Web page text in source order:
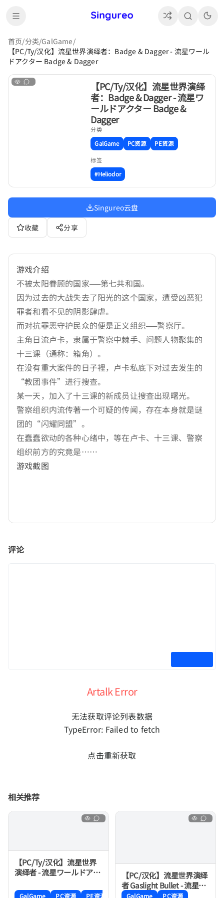
首页/分类/GalGame/
【PC/Ty/汉化】流星世界演绎者：Badge & Dagger - 流星ワール
ドアクター Badge & Dagger
【PC/Ty/汉化】流星世界演绎
者：Badge & Dagger - 流星ワ
ールドアクター Badge &
Dagger
分类
GalGame
PC资源 PE资源
标签
#Heliodor
Singureo云盘
收藏
分享
游戏介绍
不被太阳眷顾的国家──第七共和国。
因为过去的大战失去了阳光的这个国家，遭受凶恶犯
罪者和看不见的阴影肆虐。
而对抗罪恶守护民众的便是正义组织──警察厅。
主角日流卢卡，隶属于警察中棘手、问题人物聚集的
十三课（通称：箱角）。
在没有重大案件的日子裡，卢卡私底下对过去发生的
“教团事件”进行搜查。
某一天，加入了十三课的新成员让搜查出现曙光。
警察组织内流传著一个可疑的传闻，存在本身就是谜
团的“闪耀同盟”。
在蠢蠢欲动的各种心绪中，等在卢卡、十三课、警察
组织前方的究竟是……
游戏截图
评论
Artalk Error
无法获取评论列表数据
TypeError: Failed to fetch
点击重新获取
相关推荐
【PC/Ty/汉化】流星世界
演绎者 - 流星ワールドアク
GalGame PC资源 PE资源
【PC/汉化】流星世界演绎
者 Gaslight Bullet - 流星ワ
ールドアクター Gaslight
GalGame PC资源